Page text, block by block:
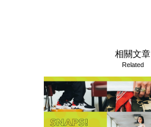
相關文章
Related